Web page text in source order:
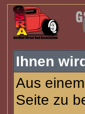
Ihnen
Aus
Seite zu